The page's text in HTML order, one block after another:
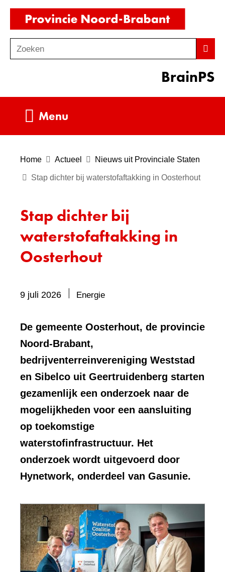
Ga
de
inhoud
o
Zoeken
BrainPS
Menu
Home Actueel Nieuws uit Provinciale Staten
Stap dichter bij waterstofaftakking in Oosterhout
Stap dichter bij
waterstofaftakking in
Oosterhout
9 juli 2026 EnergieBevat
element:
De gemeente Oosterhout, de provincie
Noord-Brabant,
bedrijventerreinvereniging Weststad
en Sibelco uit Geertruidenberg starten
gezamenlijk een onderzoek naar de
mogelijkheden voor een aansluiting
op toekomstige
waterstofinfrastructuur. Het
onderzoek wordt uitgevoerd door
Hynetwork, onderdeel van Gasunie.